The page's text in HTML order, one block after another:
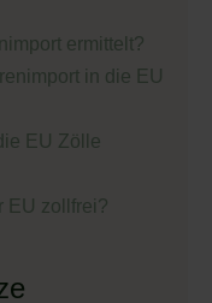
ermittelt?
in die EU
EU Zölle
EU zollfrei?